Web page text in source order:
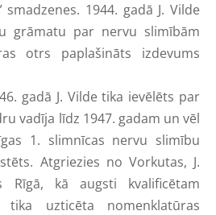
smadzenes. 1944. gadā J. Vilde
grāmatu par nervu slimībām
otrs paplašināts izdevums
J. Vilde tika ievēlēts par
vadīja līdz 1947. gadam un vēl
1. slimnīcas nervu slimību
Atgriezies no Vorkutas, J.
Rīgā, kā augsti kvalificētam
tika uzticēta nomenklatūras